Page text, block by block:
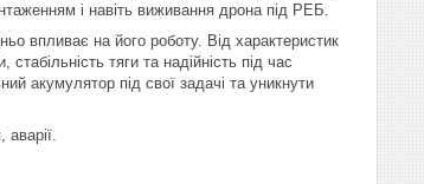
і навіть виживання дрона під РЕБ.
впливає на його роботу. Від характеристик
тяги та надійність під час
акумулятор під свої задачі та уникнути